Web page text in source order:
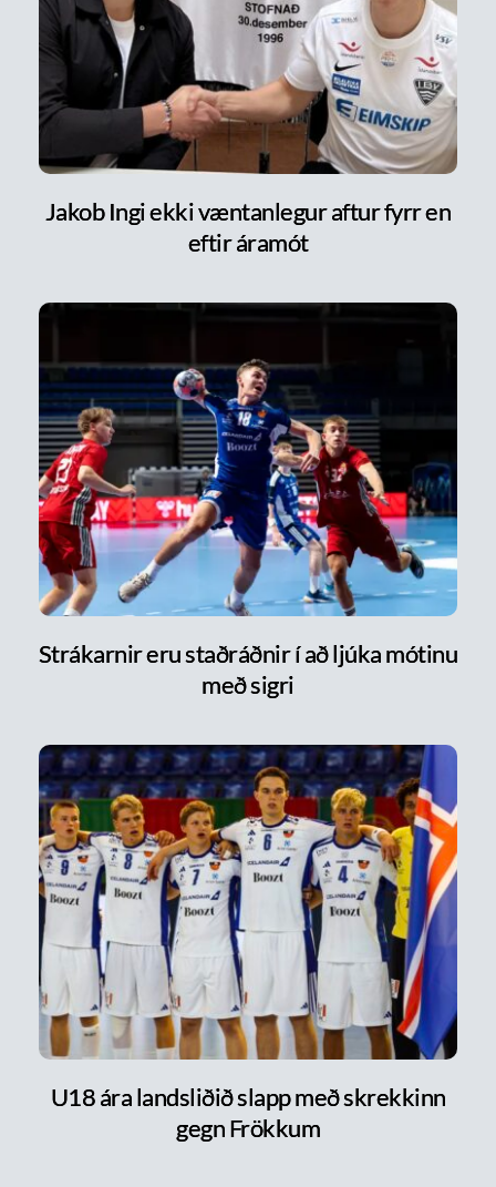
Jakob Ingi ekki væntanlegur aftur fyrr en
eftir áramót
Strákarnir eru staðráðnir í að ljúka mótinu
með sigri
U18 ára landsliðið slapp með skrekkinn
gegn Frökkum